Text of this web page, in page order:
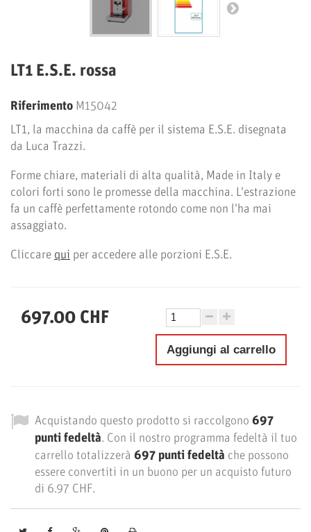
LT1 E.S.E. rossa
Riferimento M15042
LT1, la macchina da caffè per il sistema E.S.E. disegnata
da Luca Trazzi.
Forme chiare, materiali di alta qualità, Made in Italy e
colori forti sono le promesse della macchina. L'estrazione
fa un caffè perfettamente rotondo come non l'ha mai
assaggiato.
Cliccare qui per accedere alle porzioni E.S.E.
697.00 CHF
Aggiungi al carrello
Acquistando questo prodotto si raccolgono 697
punti fedeltà. Con il nostro programma fedeltà il tuo
carrello totalizzerà 697 punti fedeltà che possono
essere convertiti in un buono per un acquisto futuro
di 6.97 CHF.